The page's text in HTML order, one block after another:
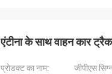
एंटीना के साथ वाहन कार
प्रोडक्ट का नाम:
जीपीएस